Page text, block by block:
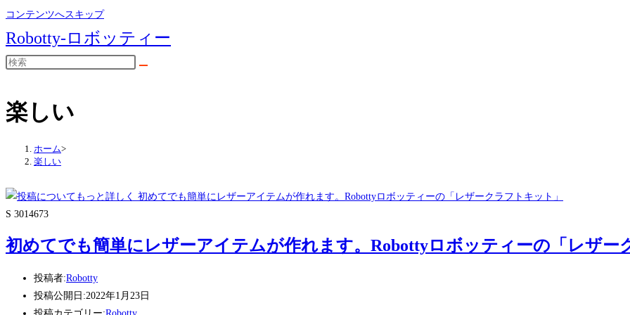
コンテンツへスキップ
Robotty-ロボッティー
楽しい
ホーム>
楽しい
S 3014673
初めてでも簡単にレザーアイテムが作れます。Robottyロボッティーの「レザー
投稿者:Robotty
投稿公開日:2022年1月23日